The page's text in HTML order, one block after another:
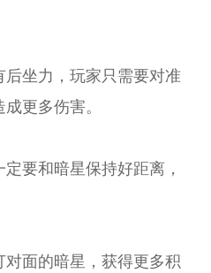
坐力，玩家只需要对准
更多伤害。
要和暗星保持好距离，
面的暗星，获得更多积